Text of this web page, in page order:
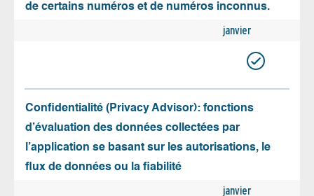
de certains numéros et de numéros inconnus.
janvier
Confidentialité (Privacy Advisor): fonctions
d’évaluation des données collectées par
l’application se basant sur les autorisations, le
flux de données ou la fiabilité
janvier